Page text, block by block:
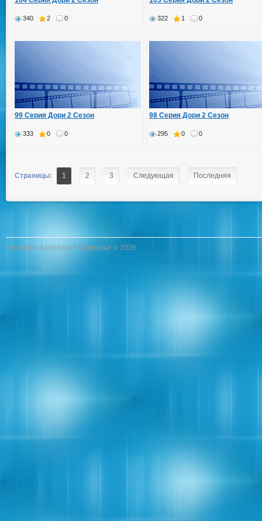
340 2 0 322 1 0
99 Серия Дори 2 Сезон
333 0 0
98 Серия Дори 2 Сезон
295 0 0
Страницы: 1 2 3 Следующая Последняя
Смотреть Бесплатно Сериалы! © 2026